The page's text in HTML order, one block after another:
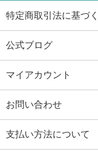
特定商取引法に基づ
公式ブログ
マイアカウント
お問い合わせ
支払い方法について